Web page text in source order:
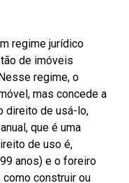
regime jurídico
de imóveis
regime, o
mas concede a
direito de usá-lo,
que é uma
de uso é,
anos) e o foreiro
construir ou